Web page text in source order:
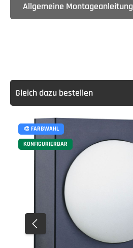
Allgemeine Montageanleitung
Gleich dazu bestellen
🎨 FARBWAHL
KONFIGURIERBAR